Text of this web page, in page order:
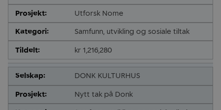
Utforsk Nome
Samfunn, utvikling og sosiale tiltak
kr 1,216,280
DONK KULTURHUS
Nytt tak på Donk